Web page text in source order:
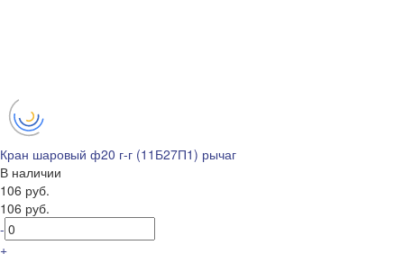
Кран шаровый ф20 г-г (11Б27П1) рычаг
В наличии
106 руб.
106 руб.
-
+